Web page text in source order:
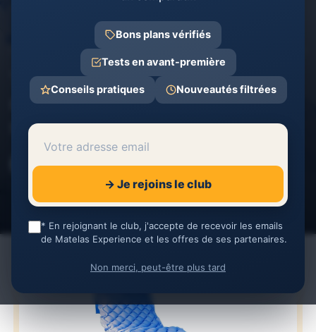
Matelas Experience Comparatifs et Avis matelas
Test Mobiclinic Mobi 1 : Le
matelas à air qui fait le job
sans chichis
29 janvier 2026 1 min de lecture
Partager cette page
Bons plans vérifiés
Tests en avant-première
Conseils pratiques Nouveautés filtrées
→ Je rejoins le club
* En rejoignant le club, j'accepte de recevoir les emails
de Matelas Experience et les offres de ses partenaires.
Non merci, peut-être plus tard